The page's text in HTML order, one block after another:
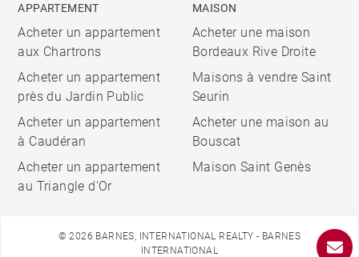
APPARTEMENT
Acheter un appartement
aux Chartrons
Acheter un appartement
près du Jardin Public
Acheter un appartement
à Caudéran
Acheter un appartement
au Triangle d'Or
MAISON
Acheter une maison
Bordeaux Rive Droite
Maisons à vendre Saint
Seurin
Acheter une maison au
Bouscat
Maison Saint Genès
© 2026 BARNES, INTERNATIONAL REALTY - BARNES
INTERNATIONAL